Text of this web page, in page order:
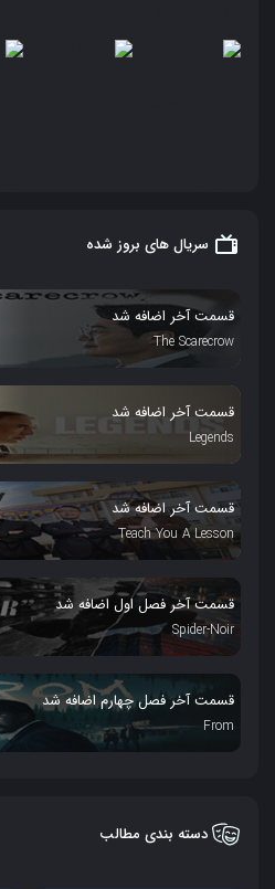
سریال های بروز شده
قسمت آخر اضافه شد
The Scarecrow
قسمت آخر اضافه شد
Legends
قسمت آخر اضافه شد
Teach You A Lesson
قسمت آخر فصل اول اضافه شد
Spider-Noir
قسمت آخر فصل چهارم اضافه شد
From
دسته بندی مطالب